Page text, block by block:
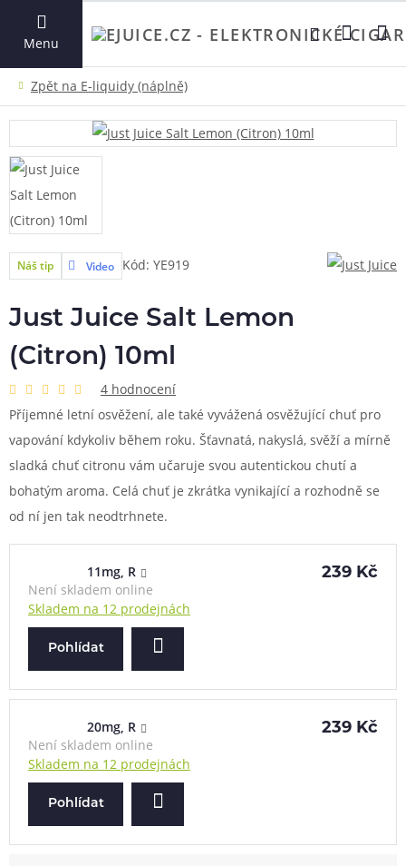
Menu
VYHLEDAT
Náš tip Video Kód: YE919
Just Juice Salt Lemon
(Citron) 10ml
4 hodnocení
Příjemné letní osvěžení, ale také vyvážená osvěžující chuť pro
vapování kdykoliv během roku. Šťavnatá, nakyslá, svěží a mírně
sladká chuť citronu vám učaruje svou autentickou chutí a
bohatým aroma. Celá chuť je zkrátka vynikající a rozhodně se
od ní jen tak neodtrhnete.
11mg, R
Není skladem online
Skladem na 12 prodejnách
239 Kč
Pohlídat
20mg, R
Není skladem online
Skladem na 12 prodejnách
239 Kč
Pohlídat